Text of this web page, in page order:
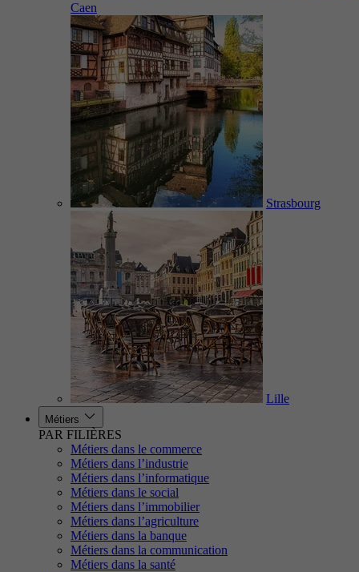
Caen
Strasbourg
Lille
Métiers
PAR FILIÈRES
Métiers dans le commerce
Métiers dans l’industrie
Métiers dans l’informatique
Métiers dans le social
Métiers dans l’immobilier
Métiers dans l’agriculture
Métiers dans la banque
Métiers dans la communication
Métiers dans la santé